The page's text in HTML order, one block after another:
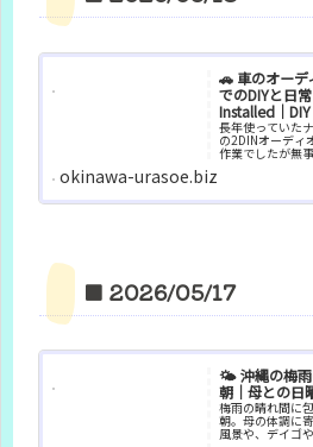
🚗 車のオー
でのDIYと日
Installed｜
長年使っていた
の2DINオーディ
作業でしたが無
えるように。詳
okinawa-urasoe.biz
■ 2026/05/17
🌤️ 沖縄の梅雨
朝｜母との日
梅雨の晴れ間に
朝。母の体調に
風景や、デイゴ